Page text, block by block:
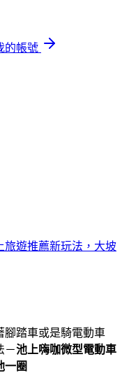
的帳號
旅遊推薦新玩法，大坡
腳踏車或是騎電動車
－池上嗨咖微型電動車
一圈